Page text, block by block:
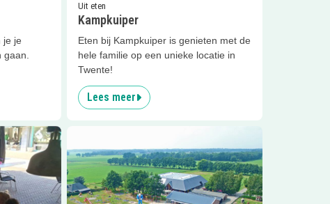
je je
Uit eten
Kampkuiper
Eten bij Kampkuiper is genieten met de
hele familie op een unieke locatie in
Twente!
Lees meer